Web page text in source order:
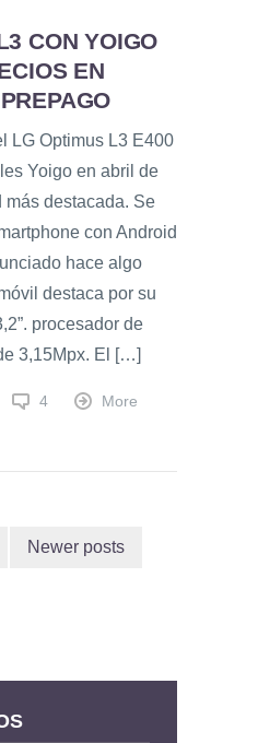
CON YOIGO
EN
LG Optimus L3 E400
Yoigo en abril de
más destacada. Se
con Android
hace algo
destaca por su
procesador de
3,15Mpx. El […]
4 More
Newer posts